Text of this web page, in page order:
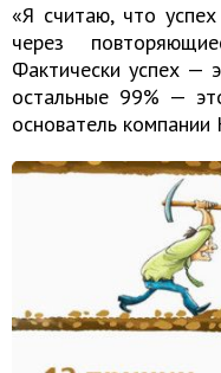
«Я считаю, что
через
Фактически успех —
остальные 99% —
основатель компании